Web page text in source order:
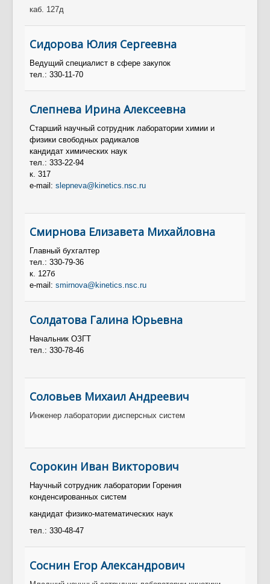
каб. 127д
Сидорова Юлия Сергеевна
Ведущий специалист в сфере закупок
тел.: 330-11-70
Слепнева Ирина Алексеевна
Старший научный сотрудник лаборатории химии и
физики свободных радикалов
кандидат химических наук
тел.: 333-22-94
к. 317
e-mail: slepneva@kinetics.nsc.ru
Смирнова Елизавета Михайловна
Главный бухгалтер
тел.: 330-79-36
к. 127б
e-mail: smirnova@kinetics.nsc.ru
Солдатова Галина Юрьевна
Начальник ОЗГТ
тел.: 330-78-46
Соловьев Михаил Андреевич
Инженер лаборатории дисперсных систем
Сорокин Иван Викторович
Научный сотрудник лаборатории Горения
конденсированных систем
кандидат физико-математических наук
тел.: 330-48-47
Соснин Егор Александрович